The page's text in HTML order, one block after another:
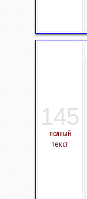
145
полный
текст